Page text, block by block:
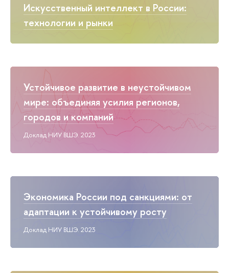
Искусственный интеллект в России:
технологии и рынки
Устойчивое развитие в неустойчивом
мире: объединяя усилия регионов,
городов и компаний
Доклад НИУ ВШЭ. 2023
Экономика России под санкциями: от
адаптации к устойчивому росту
Доклад НИУ ВШЭ. 2023